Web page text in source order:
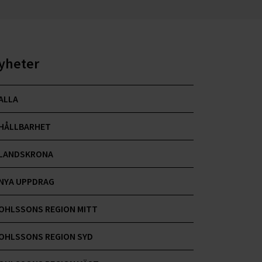
UPPDRAG
REGION MITT
REGION SYD